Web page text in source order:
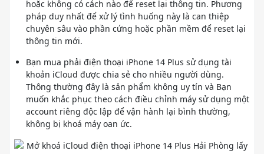
hoặc không có cách nào để reset lại thông tin. Phương
pháp duy nhất để xử lý tình huống này là can thiệp
chuyên sâu vào phần cứng hoặc phần mềm để reset lại
thông tin mới.
Bạn mua phải điện thoại iPhone 14 Plus sử dụng tài
khoản iCloud được chia sẻ cho nhiều người dùng.
Thông thường đây là sản phẩm không uy tín và Bạn
muốn khắc phục theo cách điều chỉnh máy sử dụng một
account riêng độc lập để vận hành lại bình thường,
không bị khoá máy oan ức.